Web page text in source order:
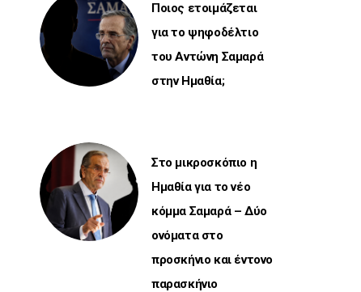
Ποιος ετοιμάζεται
για το ψηφοδέλτιο
του Αντώνη Σαμαρά
στην Ημαθία;
Στο μικροσκόπιο η
Ημαθία για το νέο
κόμμα Σαμαρά – Δύο
ονόματα στο
προσκήνιο και έντονο
παρασκήνιο